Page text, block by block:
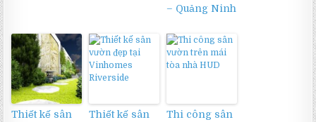
– Quảng Ninh
Thiết kế sân
Thiết kế sân
Thi công sân